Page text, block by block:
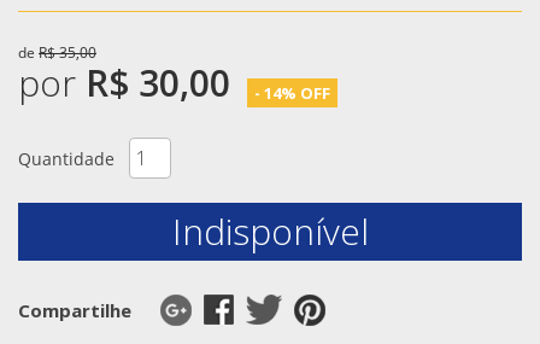
de R$ 35,00
por R$ 30,00 - 14% OFF
Quantidade
Indisponível
Compartilhe